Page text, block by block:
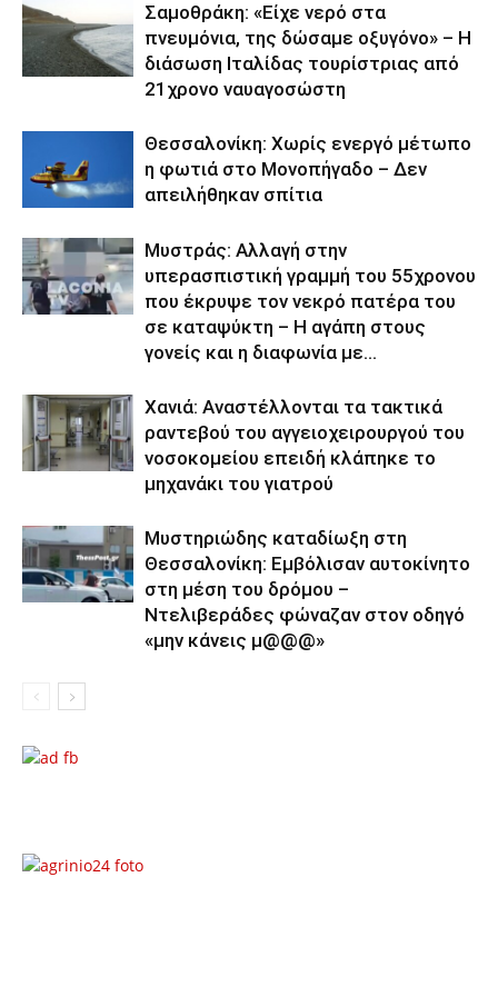
Σαμοθράκη: «Είχε νερό στα
πνευμόνια, της δώσαμε οξυγόνο» – Η
διάσωση Ιταλίδας τουρίστριας από
21χρονο ναυαγοσώστη
Θεσσαλονίκη: Χωρίς ενεργό μέτωπο
η φωτιά στο Μονοπήγαδο – Δεν
απειλήθηκαν σπίτια
Μυστράς: Αλλαγή στην
υπερασπιστική γραμμή του 55χρονου
που έκρυψε τον νεκρό πατέρα του
σε καταψύκτη – Η αγάπη στους
γονείς και η διαφωνία με...
Χανιά: Aναστέλλονται τα τακτικά
ραντεβού του αγγειοχειρουργού του
νοσοκομείου επειδή κλάπηκε το
μηχανάκι του γιατρού
Μυστηριώδης καταδίωξη στη
Θεσσαλονίκη: Εμβόλισαν αυτοκίνητο
στη μέση του δρόμου –
Ντελιβεράδες φώναζαν στον οδηγό
«μην κάνεις μ@@@»